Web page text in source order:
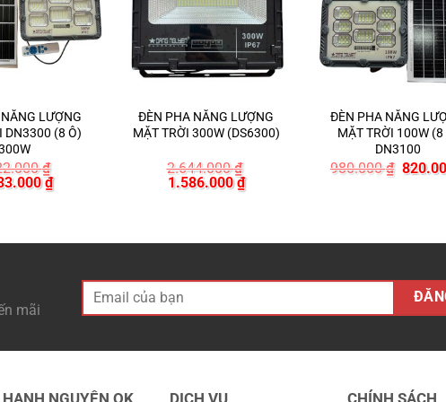
LƯỢNG
DN3300 (8 Ô)
₫
₫Giá
hiện
ĐÈN PHA NĂNG LƯỢNG
MẶT TRỜI 300W (DS6300)
2.644.000₫
Giá
1.586.000₫Giá
hiện
ĐÈN PHA NĂNG
MẶT TRỜI 100W (8
DN3100
980.000₫ Giá
mãi